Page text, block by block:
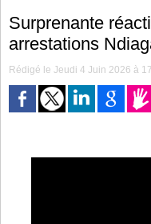
Surprenante
arrestations
Rédigé le Jeudi 4 Juin 2026 à